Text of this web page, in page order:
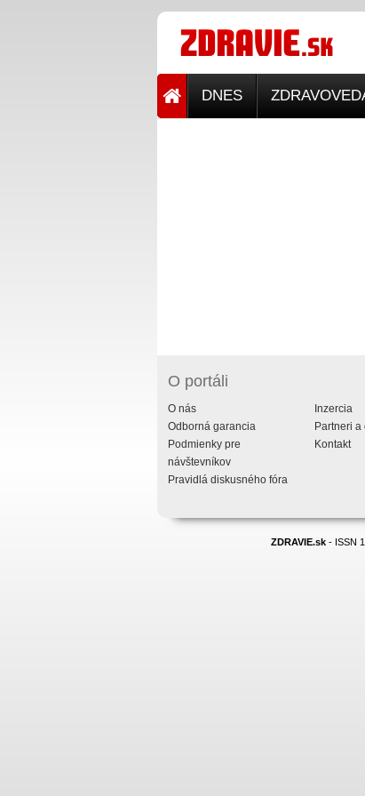
DNES
O portáli
O nás
Odborná garancia
Podmienky pre
návštevníkov
Pravidlá diskusného fóra
Inzercia
Partneri a
Kontakt
ZDRAVIE.sk- ISSN